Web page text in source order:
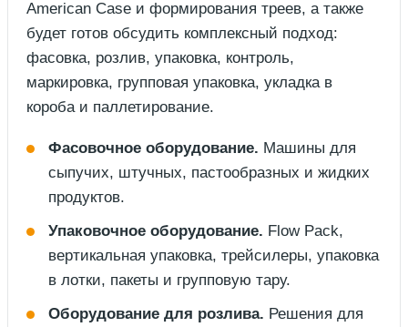
American Case и формирования треев, а также
будет готов обсудить комплексный подход:
фасовка, розлив, упаковка, контроль,
маркировка, групповая упаковка, укладка в
короба и паллетирование.
Фасовочное оборудование. Машины для
сыпучих, штучных, пастообразных и жидких
продуктов.
Упаковочное оборудование. Flow Pack,
вертикальная упаковка, трейсилеры, упаковка
в лотки, пакеты и групповую тару.
Оборудование для розлива. Решения для